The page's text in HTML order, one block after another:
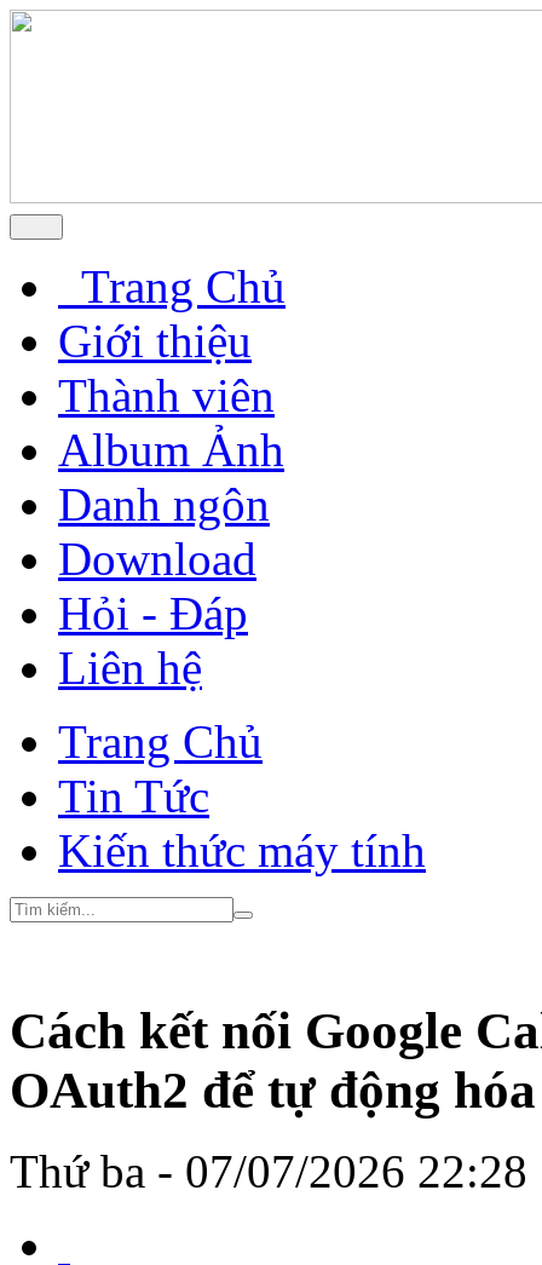
Trang Chủ
Giới thiệu
Thành viên
Album Ảnh
Danh ngôn
Download
Hỏi - Đáp
Liên hệ
Trang Chủ
Tin Tức
Kiến thức máy tính
Cách kết nối Google
OAuth2 để tự động
Thứ ba - 07/07/2026 22:28